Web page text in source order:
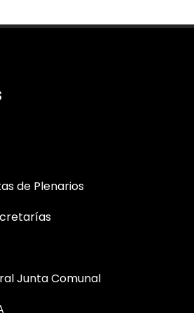
de Plenarios
Junta Comunal